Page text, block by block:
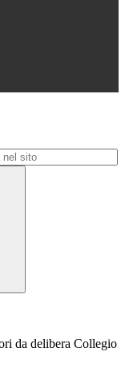
da delibera Collegio